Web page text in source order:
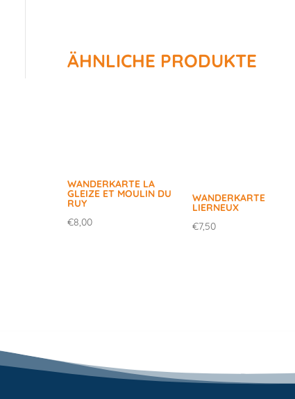
ÄHNLICHE PRODUKTE
WANDERKARTE LA
GLEIZE ET MOULIN DU
RUY
€8,00
WANDERKARTE
LIERNEUX
€7,50